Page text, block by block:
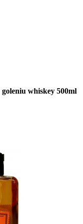
whiskey 500ml